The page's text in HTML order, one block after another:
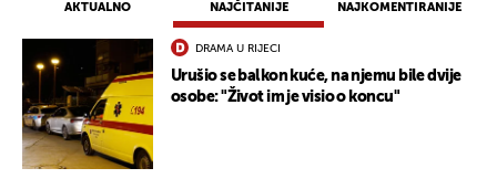
AKTUALNO NAJČITANIJE NAJKOMENTIRANIJE
DRAMA U RIJECI
Urušio se balkon kuće, na njemu bile dvije
osobe: "Život im je visio o koncu"